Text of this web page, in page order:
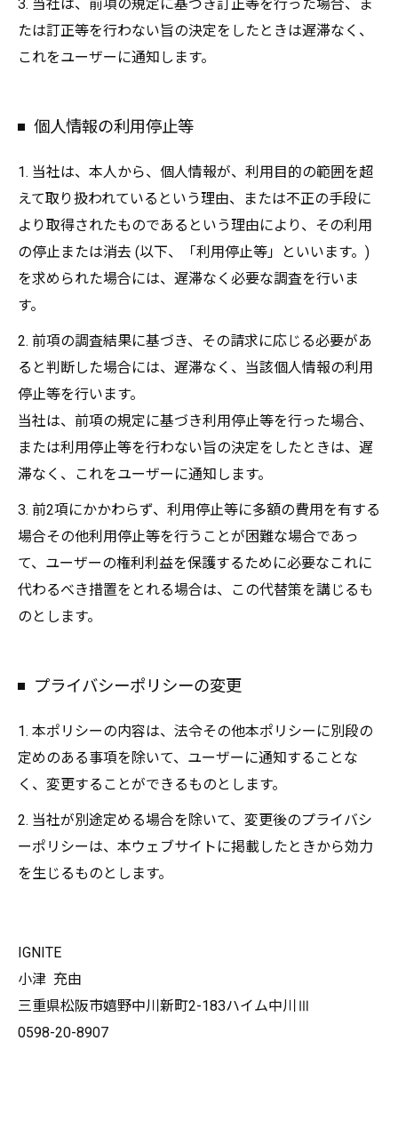
3. 当社は、前項の規定に基づき訂正等を行った場合、ま
たは訂正等を行わない旨の決定をしたときは遅滞なく、
これをユーザーに通知します。
個人情報の利用停止等
1. 当社は、本人から、個人情報が、利用目的の範囲を超
えて取り扱われているという理由、または不正の手段に
より取得されたものであるという理由により、その利用
の停止または消去 (以下、「利用停止等」といいます。)
を求められた場合には、遅滞なく必要な調査を行いま
す。
2. 前項の調査結果に基づき、その請求に応じる必要があ
ると判断した場合には、遅滞なく、当該個人情報の利用
停止等を行います。
当社は、前項の規定に基づき利用停止等を行った場合、
または利用停止等を行わない旨の決定をしたときは、遅
滞なく、これをユーザーに通知します。
3. 前2項にかかわらず、利用停止等に多額の費用を有する
場合その他利用停止等を行うことが困難な場合であっ
て、ユーザーの権利利益を保護するために必要なこれに
代わるべき措置をとれる場合は、この代替策を講じるも
のとします。
プライバシーポリシーの変更
1. 本ポリシーの内容は、法令その他本ポリシーに別段の
定めのある事項を除いて、ユーザーに通知することな
く、変更することができるものとします。
2. 当社が別途定める場合を除いて、変更後のプライバシ
ーポリシーは、本ウェブサイトに掲載したときから効力
を生じるものとします。
IGNITE
小津 充由
三重県松阪市嬉野中川新町2-183ハイム中川Ⅲ
0598-20-8907